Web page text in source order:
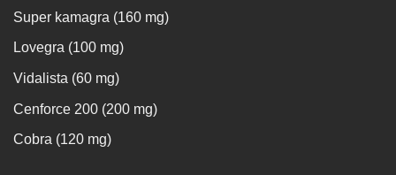
Super kamagra (160 mg)
Lovegra (100 mg)
Vidalista (60 mg)
Cenforce 200 (200 mg)
Cobra (120 mg)